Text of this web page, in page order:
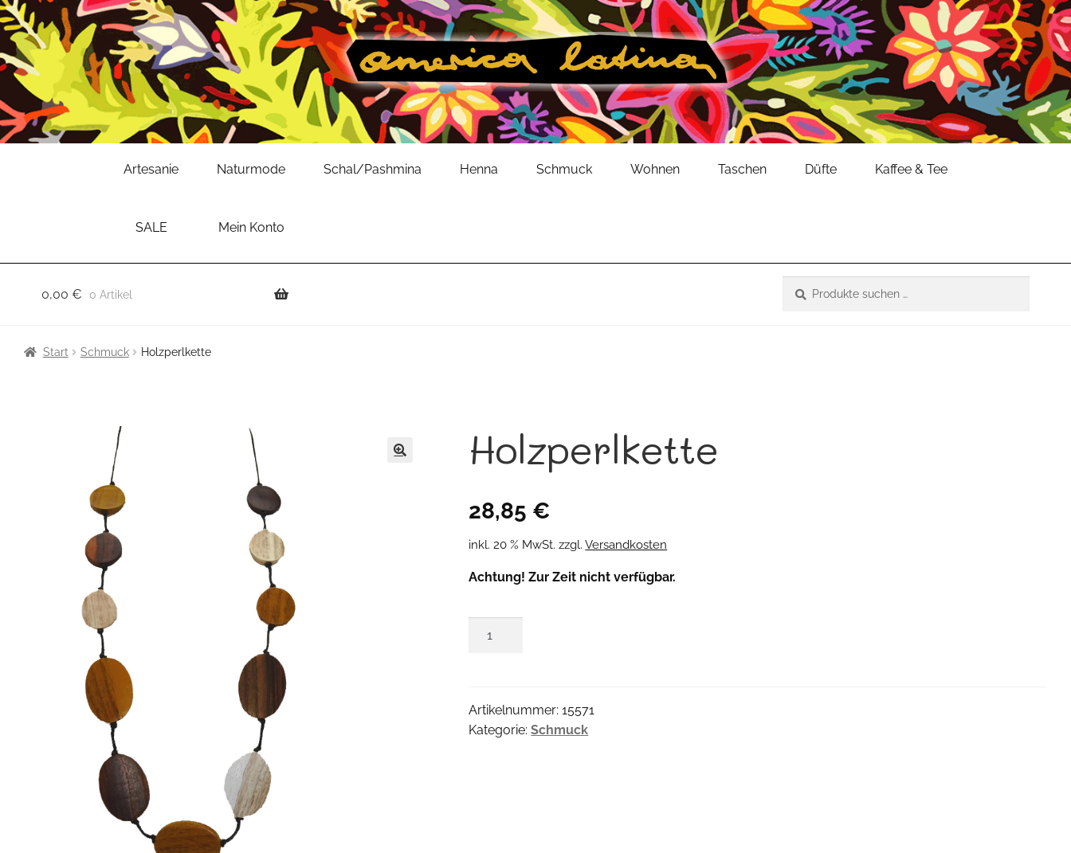
Artesanie Naturmode Schal/Pashmina Henna Schmuck Wohnen Taschen Düfte Kaffee & Tee
SALE Mein Konto
0,00 € 0 Artikel
nach:
Start Schmuck Holzperlkette
Holzperlkette
28,85 €
inkl. 20 % MwSt. zzgl.Versandkosten
Achtung! Zur Zeit nicht verfügbar.
Artikelnummer:15571
Kategorie:Schmuck